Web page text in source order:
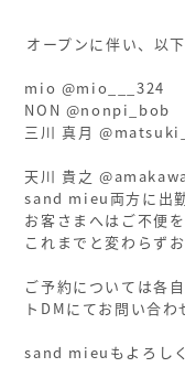
ㅤオープンに伴い、以
mio @mio___324
NON @nonpi_bob
三川 真月
天川 貴之
sand mieu両方に出勤
お客さまへはご不便
これまでと変わらず
ご予約については各
トDMにてお問い合わ
sand mieuもよろし